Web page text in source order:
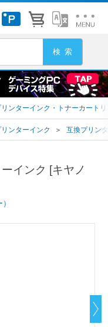
リンターインク・トナーカートリ
リンターインク ＞ 互換プリン
インク [キヤノ